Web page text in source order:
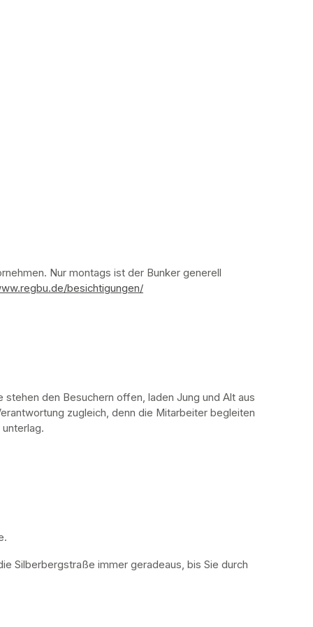
Nur montags ist der Bunker generell
besichtigungen/
den Besuchern offen, laden Jung und Alt aus
zugleich, denn die Mitarbeiter begleiten
Silberbergstraße immer geradeaus, bis Sie durch